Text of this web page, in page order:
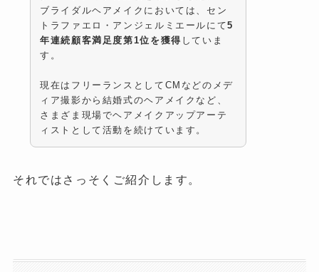
ブライダルヘアメイクにおいては、セン
トラファエロ・アンジェルミエールにて5
年連続顧客満足度第1位を獲得 していま
す。
現在はフリーランスとしてCMなどのメデ
ィア撮影から結婚式のヘアメイクなど、
さまざま現場でヘアメイクアップアーテ
ィストとして活動を続けています。
それではさっそくご紹介します。